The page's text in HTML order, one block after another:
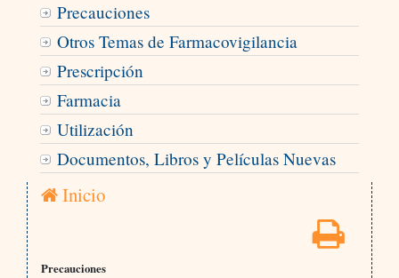
Precauciones
Otros Temas de Farmacovigilancia
Prescripción
Farmacia
Utilización
Documentos, Libros y Películas Nuevas
Inicio
Precauciones